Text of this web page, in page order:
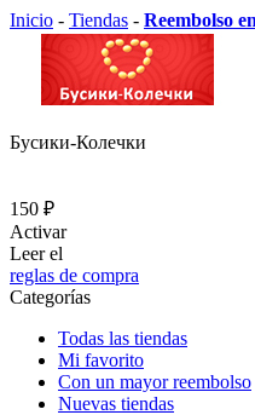
Inicio - Tiendas - Reembolso
Бусики-Колечки
150 ₽
Activar
Leer el
reglas de compra
Categorías
Todas las tiendas
Mi favorito
Con un mayor reembolso
Nuevas tiendas